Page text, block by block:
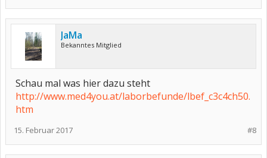
JaMa
Bekanntes Mitglied
Schau mal was hier dazu steht
http://www.med4you.at/laborbefunde/lbef_c3c4ch50.
htm
#8
15. Februar 2017